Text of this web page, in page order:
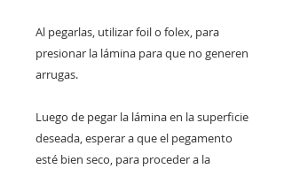
Al pegarlas, utilizar foil o folex, para
presionar la lámina para que no generen
arrugas.
Luego de pegar la lámina en la superficie
deseada, esperar a que el pegamento
esté bien seco, para proceder a la